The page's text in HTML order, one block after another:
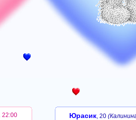
22:00 Юрасик, 20